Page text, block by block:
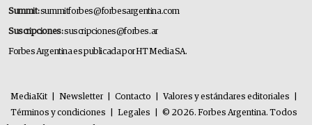
Summit:summitforbes@forbesargentina.com
Suscripciones:suscripciones@forbes.ar
Forbes Argentina es publicada por HT Media SA.
MediaKit Newsletter Contacto Valores y estándares editoriales
Términos y condiciones
Legales
© 2026. Forbes Argentina. Todos